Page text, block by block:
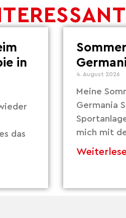
in
das
4. August 2026
Meine
Germania
mich mit